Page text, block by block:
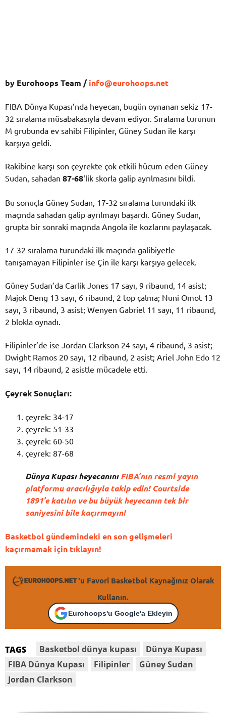
by Eurohoops Team /info@eurohoops.net
FIBA Dünya Kupası’nda heyecan, bugün oynanan sekiz 17-
32 sıralama müsabakasıyla devam ediyor. Sıralama turunun
M grubunda ev sahibi Filipinler, Güney Sudan ile karşı
karşıya geldi.
Rakibine karşı son çeyrekte çok etkili hücum eden Güney
Sudan, sahadan 87-68‘lik skorla galip ayrılmasını bildi.
Bu sonuçla Güney Sudan, 17-32 sıralama turundaki ilk
maçında sahadan galip ayrılmayı başardı. Güney Sudan,
grupta bir sonraki maçında Angola ile kozlarını paylaşacak.
17-32 sıralama turundaki ilk maçında galibiyetle
tanışamayan Filipinler ise Çin ile karşı karşıya gelecek.
Güney Sudan’da Carlik Jones 17 sayı, 9 ribaund, 14 asist;
Majok Deng 13 sayı, 6 ribaund, 2 top çalma; Nuni Omot 13
sayı, 3 ribaund, 3 asist; Wenyen Gabriel 11 sayı, 11 ribaund,
2 blokla oynadı.
Filipinler’de ise Jordan Clarkson 24 sayı, 4 ribaund, 3 asist;
Dwight Ramos 20 sayı, 12 ribaund, 2 asist; Ariel John Edo 12
sayı, 14 ribaund, 2 asistle mücadele etti.
Çeyrek Sonuçları:
çeyrek: 34-17
çeyrek: 51-33
çeyrek: 60-50
çeyrek: 87-68
Dünya Kupası heyecanınıFIBA’nın resmi yayın
platformu aracılığıyla takip edin! Courtside
1891’e katılın ve bu büyük heyecanın tek bir
saniyesini bile kaçırmayın!
Basketbol gündemindeki en son gelişmeleri
kaçırmamak için tıklayın!
'u Favori Basketbol Kaynağınız Olarak
Kullanın.
Eurohoops'u Google'a Ekleyin
TAGS Basketbol dünya kupası
Dünya Kupası
FIBA Dünya Kupası
Filipinler
Güney Sudan
Jordan Clarkson